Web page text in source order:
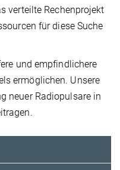
verteilte Rechenprojekt
für diese Suche
und empfindlichere
ermöglichen. Unsere
neuer Radiopulsare in